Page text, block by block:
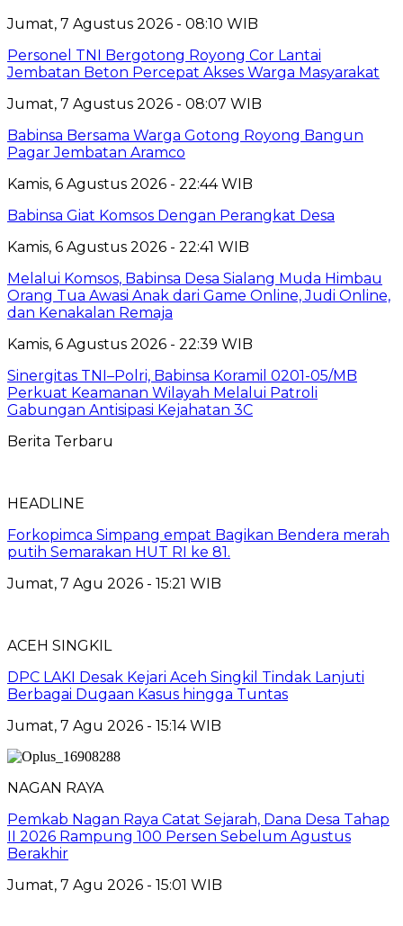
Jumat, 7 Agustus 2026 - 08:10 WIB
Personel TNI Bergotong Royong Cor Lantai
Jembatan Beton Percepat Akses Warga Masyarakat
Jumat, 7 Agustus 2026 - 08:07 WIB
Babinsa Bersama Warga Gotong Royong Bangun
Pagar Jembatan Aramco
Kamis, 6 Agustus 2026 - 22:44 WIB
Babinsa Giat Komsos Dengan Perangkat Desa
Kamis, 6 Agustus 2026 - 22:41 WIB
Melalui Komsos, Babinsa Desa Sialang Muda Himbau
Orang Tua Awasi Anak dari Game Online, Judi Online,
dan Kenakalan Remaja
Kamis, 6 Agustus 2026 - 22:39 WIB
Sinergitas TNI–Polri, Babinsa Koramil 0201-05/MB
Perkuat Keamanan Wilayah Melalui Patroli
Gabungan Antisipasi Kejahatan 3C
Berita Terbaru
HEADLINE
Forkopimca Simpang empat Bagikan Bendera merah
putih Semarakan HUT RI ke 81.
Jumat, 7 Agu 2026 - 15:21 WIB
ACEH SINGKIL
DPC LAKI Desak Kejari Aceh Singkil Tindak Lanjuti
Berbagai Dugaan Kasus hingga Tuntas
Jumat, 7 Agu 2026 - 15:14 WIB
NAGAN RAYA
Pemkab Nagan Raya Catat Sejarah, Dana Desa Tahap
II 2026 Rampung 100 Persen Sebelum Agustus
Berakhir
Jumat, 7 Agu 2026 - 15:01 WIB